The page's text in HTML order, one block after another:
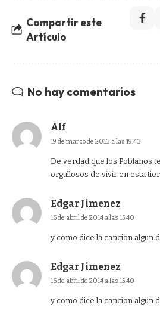
Compartir este
Artículo
No hay comentarios
Alf
19 de marzo de 2013 a las 19:43
De verdad que los Poblanos
orgullosos de vivir en esta
Edgar Jimenez
16 de abril de 2014 a las 15:40
y como dice la cancion algun
Edgar Jimenez
16 de abril de 2014 a las 15:40
y como dice la cancion algun